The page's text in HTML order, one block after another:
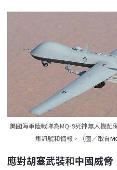
美國海軍陸戰隊為MQ-9死神無人機配
集訊號和情報。（圖／取自
應對胡塞武裝和中國威脅